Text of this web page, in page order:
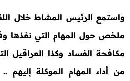
واستمع الرئيس المشاط خلال
ملخص حول المهام التي نفذها
مكافحة الفساد وكذا العراقيل
من أداء المهام الموكلة